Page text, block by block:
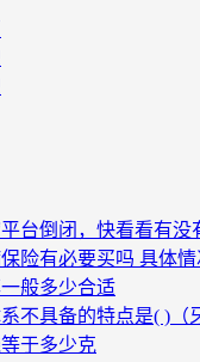
台倒闭，快看看有没
险有必要买吗 具体
般多少合适
不具备的特点是( )（
于多少克